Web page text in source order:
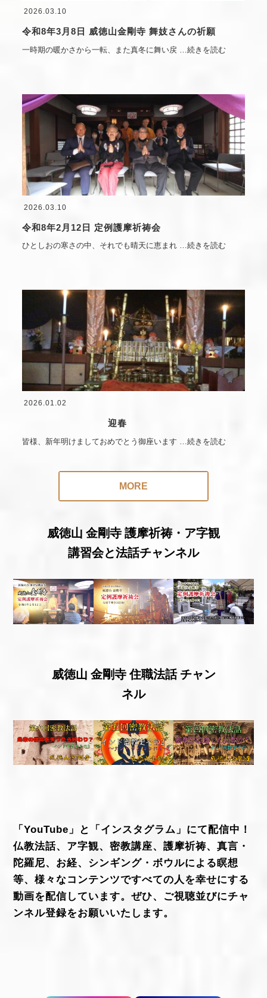
2026.03.10
令和8年3月8日 威徳山金剛寺 舞妓さんの祈願
一時期の暖かさから一転、また真冬に舞い戻 …続きを読む
2026.03.10
令和8年2月12日 定例護摩祈祷会
ひとしおの寒さの中、それでも晴天に恵まれ …続きを読む
2026.01.02
迎春
皆様、新年明けましておめでとう御座います …続きを読む
MORE
威徳山 金剛寺 護摩祈祷・ア字観
講習会と法話チャンネル
威徳山 金剛寺 住職法話 チャン
ネル
「YouTube」と「インスタグラム」にて配信中！
仏教法話、ア字観、密教講座、護摩祈祷、真言・
陀羅尼、お経、シンギング・ボウルによる瞑想
等、様々なコンテンツですべての人を幸せにする
動画を配信しています。ぜひ、ご視聴並びにチャ
ンネル登録をお願いいたします。